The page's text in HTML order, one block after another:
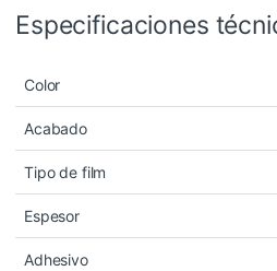
Especificaciones
Color
Acabado
Tipo de film
Espesor
Adhesivo